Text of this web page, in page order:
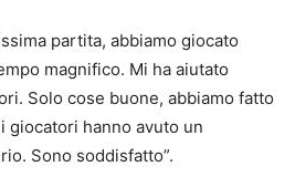
partita, abbiamo giocato
magnifico. Mi ha aiutato
Solo cose buone, abbiamo fatto
giocatori hanno avuto un
Sono soddisfatto”.